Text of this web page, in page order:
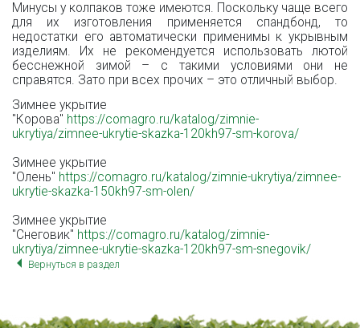
Минусы у колпаков тоже имеются. Поскольку чаще всего
для их изготовления применяется спандбонд, то
недостатки его автоматически применимы к укрывным
изделиям. Их не рекомендуется использовать лютой
бесснежной зимой – с такими условиями они не
справятся. Зато при всех прочих – это отличный выбор.
Зимнее укрытие
"Корова" https://comagro.ru/katalog/zimnie-
ukrytiya/zimnee-ukrytie-skazka-120kh97-sm-korova/
Зимнее укрытие
"Олень" https://comagro.ru/katalog/zimnie-ukrytiya/zimnee-
ukrytie-skazka-150kh97-sm-olen/
Зимнее укрытие
"Снеговик" https://comagro.ru/katalog/zimnie-
ukrytiya/zimnee-ukrytie-skazka-120kh97-sm-snegovik/
Вернуться в раздел